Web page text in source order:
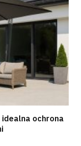
ochrona